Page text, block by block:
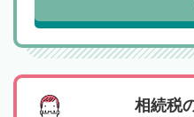
相続税